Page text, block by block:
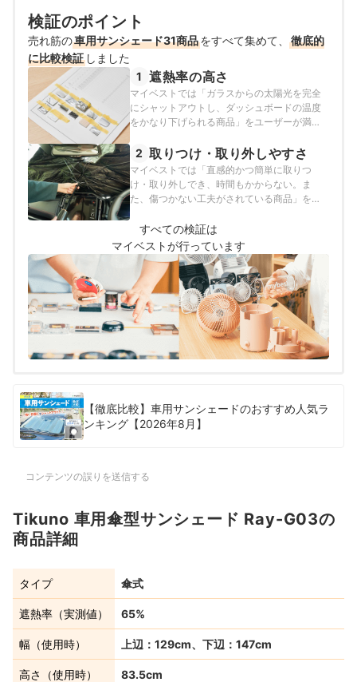
検証のポイント
売れ筋の車用サンシェード31商品をすべて集めて、
徹底的
に比較検証 しました
1 遮熱率の高さ
マイベストでは「ガラスからの太陽光を完全
にシャットアウトし、ダッシュボードの温度
をかなり下げられる商品」をユーザーが満足
と定めて以下の方法で検証を行いました。
2 取りつけ・取り外しやすさ
マイベストでは「直感的かつ簡単に取りつ
け・取り外しでき、時間もかからない。ま
た、傷つかない工夫がされている商品」をユ
検証を行いました。
すべての検証は
マイベストが行っています
【徹底比較】車用サンシェードのおすすめ人気ラ
ンキング【2026年8月】
コンテンツの誤りを送信する
Tikuno 車用傘型サンシェード Ray-G03の
商品詳細
タイプ 傘式
遮熱率（実測値） 65%
幅（使用時） 上辺：129cm、下辺：147cm
高さ（使用時） 83.5cm